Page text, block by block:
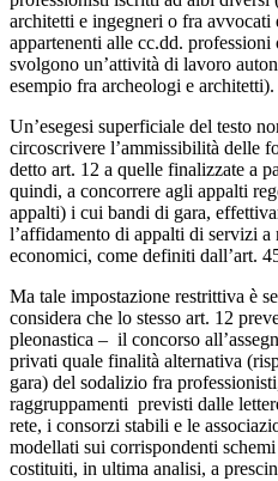
architetti e ingegneri o fra avvocati
appartenenti alle cc.dd.
svolgono un’attività di lavoro
esempio fra archeologi e architetti).
Un’esegesi superficiale del testo
circoscrivere l’ammissibilità delle
detto art. 12 a quelle finalizzate a
quindi, a concorrere agli appalti
appalti) i cui bandi di gara,
l’affidamento di appalti di servizi
economici, come definiti dall’art.
Ma tale impostazione restrittiva è
considera che lo stesso art. 12
pleonastica – il concorso
privati quale finalità alternativa
gara) del sodalizio fra
raggruppamenti previsti dalle
rete, i consorzi stabili e le
modellati sui corrispondenti
costituiti, in ultima analisi, a